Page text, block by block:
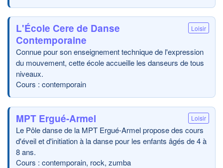
L'École Cere de Danse
Contemporaine
Loisir
Connue pour son enseignement technique de l'expression
du mouvement, cette école accueille les danseurs de tous
niveaux.
Cours : contemporain
MPT Ergué-Armel Loisir
Le Pôle danse de la MPT Ergué-Armel propose des cours
d'éveil et d'initiation à la danse pour les enfants âgés de 4 à
8 ans.
Cours : contemporain, rock, zumba